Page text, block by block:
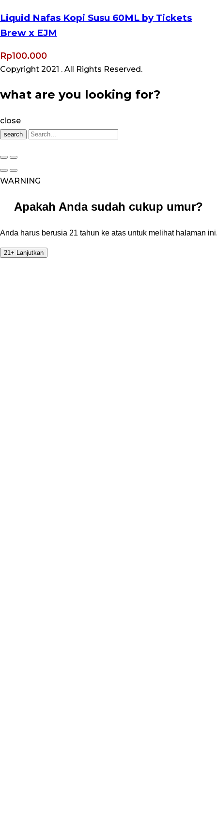
Liquid Nafas Kopi Susu 60ML by Tickets
Brew x EJM
Rp100.000
Copyright 2021 . All Rights Reserved.
what are you looking for?
close
search
WARNING
Apakah Anda sudah cukup umur?
Anda harus berusia 21 tahun ke atas untuk melihat halaman
21+ Lanjutkan